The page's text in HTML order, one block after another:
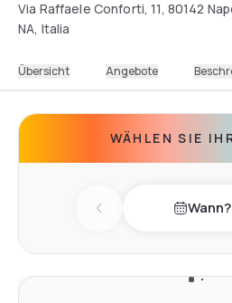
Via Raffaele Conforti, 11, 80142
NA, Italia
Übersicht Angebote
WÄHLEN SIE
Previous day Wann?